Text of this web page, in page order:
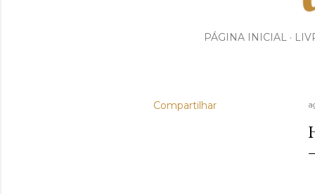
PÁGINA INICIAL
Compartilhar